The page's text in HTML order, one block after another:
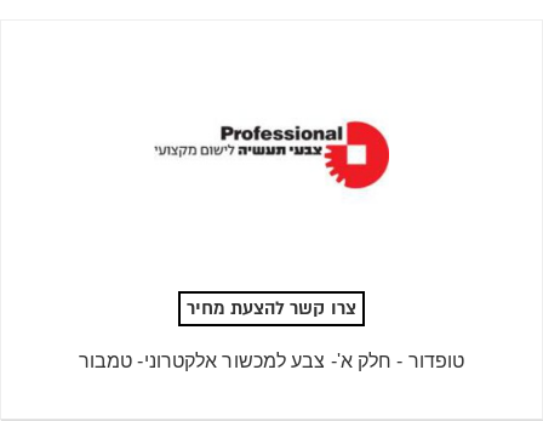
צרו קשר להצעת מחיר
טופדור - חלק א'- צבע למכשור אלקטרוני- טמבור